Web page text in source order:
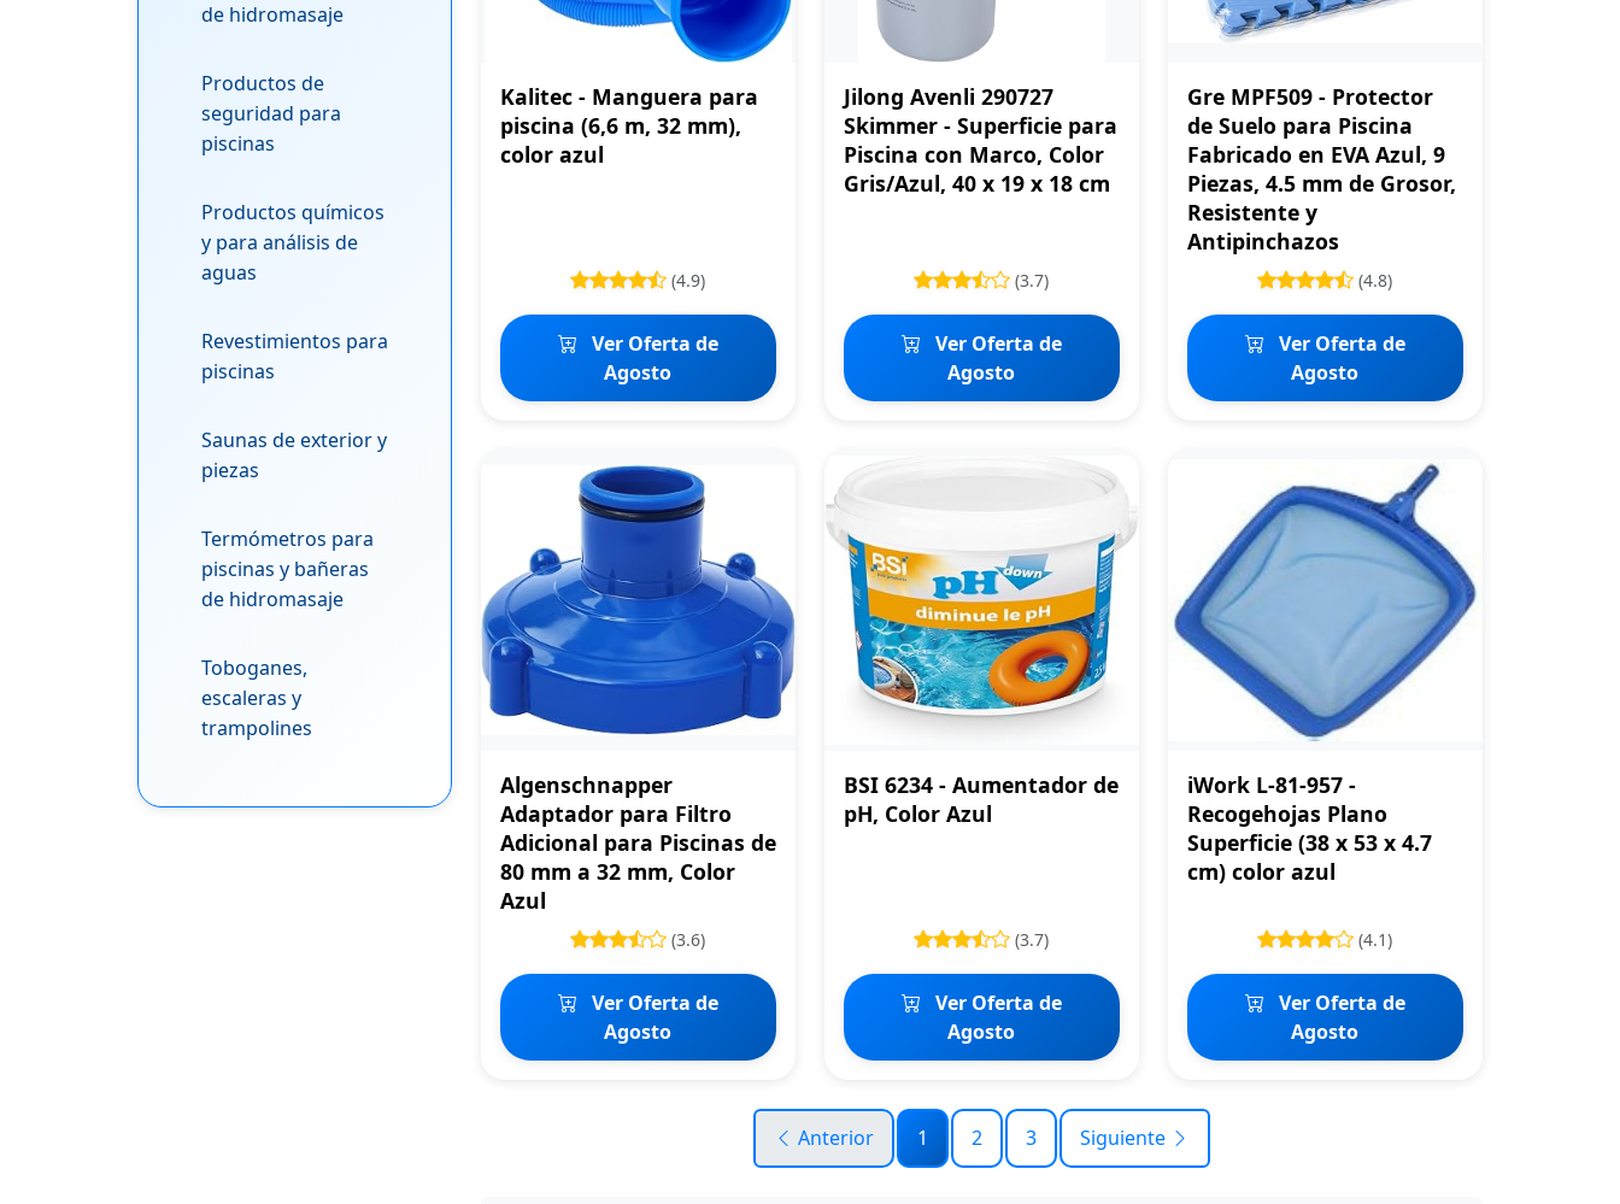
de hidromasaje
Productos de
seguridad para
piscinas
Productos químicos
y para análisis de
aguas
Revestimientos para
piscinas
Saunas de exterior y
piezas
Termómetros para
piscinas y bañeras
de hidromasaje
Toboganes,
escaleras y
trampolines
Kalitec - Manguera para
piscina (6,6 m, 32 mm),
color azul
(4.9)
Ver Oferta de
Agosto
Jilong Avenli 290727
Skimmer - Superficie para
Piscina con Marco, Color
Gris/Azul, 40 x 19 x 18 cm
(3.7)
Ver Oferta de
Agosto
Gre MPF509 - Protector
de Suelo para Piscina
Fabricado en EVA Azul, 9
Piezas, 4.5 mm de Grosor,
Resistente y
Antipinchazos
(4.8)
Ver Oferta de
Agosto
Algenschnapper
Adaptador para Filtro
Adicional para Piscinas de
80 mm a 32 mm, Color
Azul
(3.6)
Ver Oferta de
Agosto
BSI 6234 - Aumentador de
pH, Color Azul
(3.7)
Ver Oferta de
Agosto
iWork L-81-957 -
Recogehojas Plano
Superficie (38 x 53 x 4.7
cm) color azul
(4.1)
Ver Oferta de
Agosto
Anterior 1 2 3 Siguiente